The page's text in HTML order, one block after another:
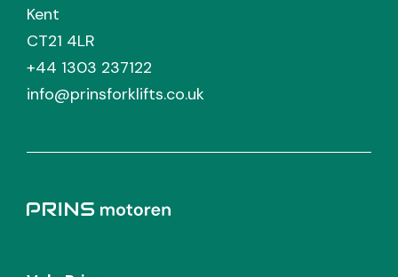
Kent
CT21 4LR
+44 1303 237122
info@prinsforklifts.co.uk